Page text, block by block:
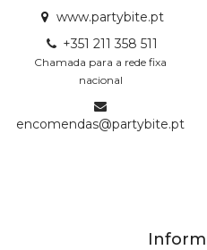
www.partybite.pt
+351 211 358 511
Chamada para a rede fixa
nacional
encomendas@partybite.pt